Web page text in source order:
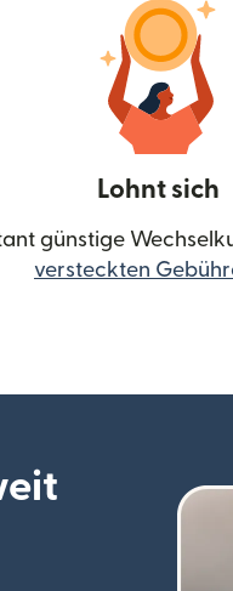
Lohnt sich
günstige
versteckten